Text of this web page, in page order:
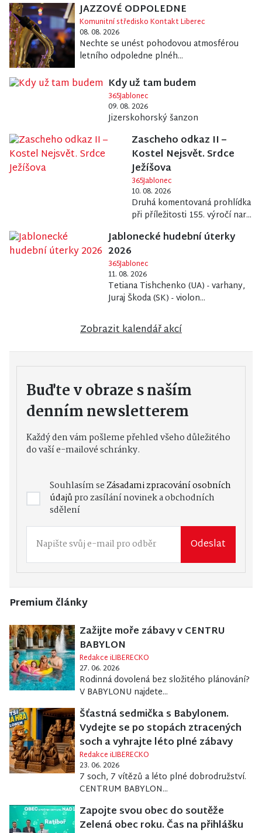
JAZZOVÉ ODPOLEDNE
Komunitní středisko Kontakt Liberec
08. 08. 2026
Nechte se unést pohodovou atmosférou
letního odpoledne plnéh...
Kdy už tam budem
365Jablonec
09. 08. 2026
Jizerskohorský šanzon
Zascheho odkaz II –
Kostel Nejsvět. Srdce
Ježíšova
365Jablonec
10. 08. 2026
Druhá komentovaná prohlídka
při příležitosti 155. výročí nar...
Jablonecké hudební úterky
2026
365Jablonec
11. 08. 2026
Tetiana Tishchenko (UA) - varhany,
Juraj Škoda (SK) - violon...
Zobrazit kalendář akcí
Buďte v obraze s naším
denním newsletterem
Každý den vám pošleme přehled všeho důležitého
do vaší e-mailové schránky.
Souhlasím seZásadami zpracování osobních
údajůpro zasílání novinek a obchodních
sdělení
Odeslat
Premium články
Zažijte moře zábavy v CENTRU
BABYLON
Redakce iLIBERECKO
27. 06. 2026
Rodinná dovolená bez složitého plánování?
V BABYLONU najdete...
Šťastná sedmička s Babylonem.
Vydejte se po stopách ztracených
soch a vyhrajte léto plné zábavy
Redakce iLIBERECKO
23. 06. 2026
7 soch, 7 vítězů a léto plné dobrodružství.
CENTRUM BABYLON...
Zapojte svou obec do soutěže
Zelená obec roku. Čas na přihlášku